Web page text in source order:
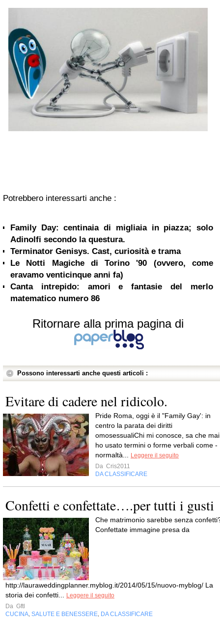
Potrebbero interessarti anche :
Family Day: centinaia di migliaia in piazza; solo
Adinolfi secondo la questura.
Terminator Genisys. Cast, curiosità e trama
Le Notti Magiche di Torino '90 (ovvero, come
eravamo venticinque anni fa)
Canta intrepido: amori e fantasie del merlo
matematico numero 86
Ritornare alla prima pagina di
Possono interessarti anche questi articoli :
Evitare di cadere nel ridicolo.
Pride Roma, oggi è il "Family Gay': in
centro la parata dei diritti
omosessualiChi mi conosce, sa che mai
ho usato termini o forme verbali come -
normaltà...
Leggere il seguito
Da Cris2011
DA CLASSIFICARE
Confetti e confettate….per tutti i gusti
Che matrimonio sarebbe senza
Confettate immagine presa da
http://lauraweddingplanner.myblog.it/2014/05/15/nuovo-myblog/ La
storia dei confetti...
Leggere il seguito
Da Gftl
CUCINA SALUTE E BENESSERE DA CLASSIFICARE